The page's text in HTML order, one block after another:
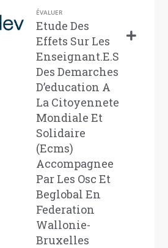
ÉVALUER
Etude Des
Effets Sur Les
Enseignant.E.S
Des Demarches
D’education A
La Citoyennete
Mondiale Et
Solidaire
(Ecms)
Accompagnee
Par Les Osc Et
Beglobal En
Federation
Wallonie-
Bruxelles